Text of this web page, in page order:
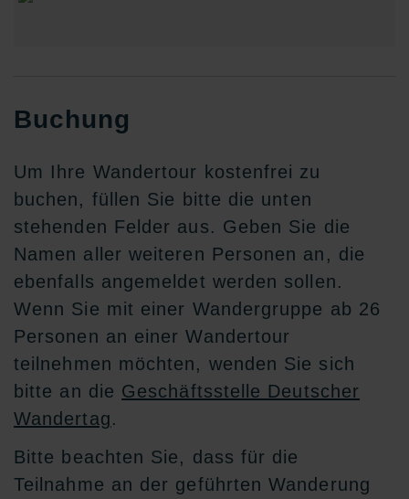
Buchung
Um Ihre Wandertour kostenfrei zu
buchen, füllen Sie bitte die unten
stehenden Felder aus. Geben Sie die
Namen aller weiteren Personen an, die
ebenfalls angemeldet werden sollen.
Wenn Sie mit einer Wandergruppe ab 26
Personen an einer Wandertour
teilnehmen möchten, wenden Sie sich
bitte an die Geschäftsstelle Deutscher
Wandertag.
Bitte beachten Sie, dass für die
Teilnahme an der geführten Wanderung